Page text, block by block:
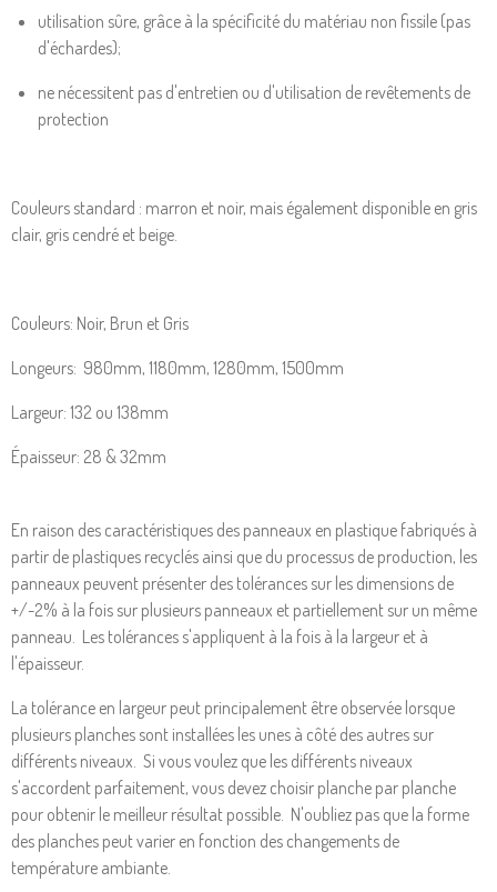
utilisation sûre, grâce à la spécificité du matériau non fissile (pas
d'échardes);
ne nécessitent pas d'entretien ou d'utilisation de revêtements de
protection
Couleurs standard : marron et noir, mais également disponible en gris
clair, gris cendré et beige.
Couleurs: Noir, Brun et Gris
Longeurs: 980mm, 1180mm, 1280mm, 1500mm
Largeur: 132 ou 138mm
Épaisseur: 28 & 32mm
En raison des caractéristiques des panneaux en plastique fabriqués à
partir de plastiques recyclés ainsi que du processus de production, les
panneaux peuvent présenter des tolérances sur les dimensions de
+/-2% à la fois sur plusieurs panneaux et partiellement sur un même
panneau. Les tolérances s'appliquent à la fois à la largeur et à
l'épaisseur.
La tolérance en largeur peut principalement être observée lorsque
plusieurs planches sont installées les unes à côté des autres sur
différents niveaux. Si vous voulez que les différents niveaux
s'accordent parfaitement, vous devez choisir planche par planche
pour obtenir le meilleur résultat possible. N'oubliez pas que la forme
des planches peut varier en fonction des changements de
température ambiante.